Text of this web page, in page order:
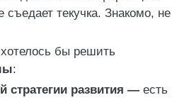
текучка. Знакомо, не
бы решить
:
стратегии развития — есть